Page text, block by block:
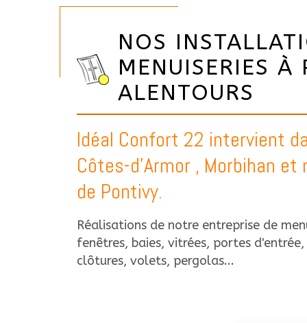
NOS
MENUISERIES À
ALENTOURS
Idéal Confort 22 intervient
Côtes-d'Armor , Morbihan
de Pontivy.
Réalisations de notre entreprise de
fenêtres, baies, vitrées, portes
clôtures, volets, pergolas...